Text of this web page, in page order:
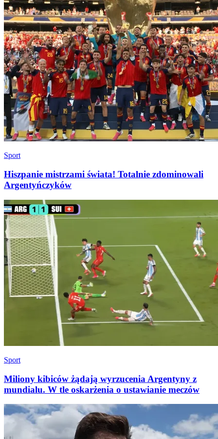
Sport
Hiszpanie mistrzami świata! Totalnie zdominowali
Argentyńczyków
Sport
Miliony kibiców żądają wyrzucenia Argentyny z
mundialu. W tle oskarżenia o ustawianie meczów